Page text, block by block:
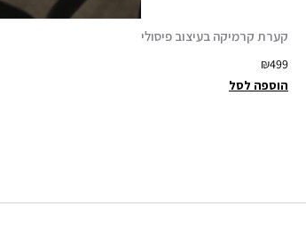
קערת קרמיקה בעיצוב פיסולי
₪499
הוספה לסל